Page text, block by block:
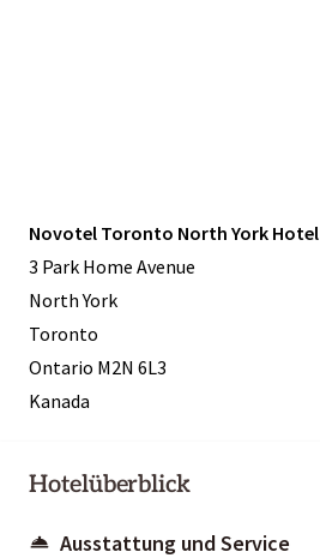
Novotel Toronto North York Hotel
3 Park Home Avenue
North York
Toronto
Ontario M2N 6L3
Kanada
Hotelüberblick
Ausstattung und Service